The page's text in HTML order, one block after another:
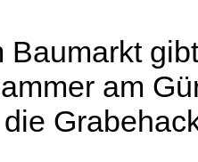
Baumarkt
am